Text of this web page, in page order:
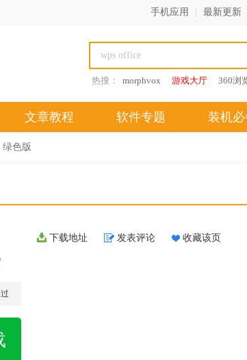
手机应用 最新更新
热搜： morphvox 游戏大厅 360浏
文章教程 软件专题 装机必
色版
下载地址 发表评论 收藏该页